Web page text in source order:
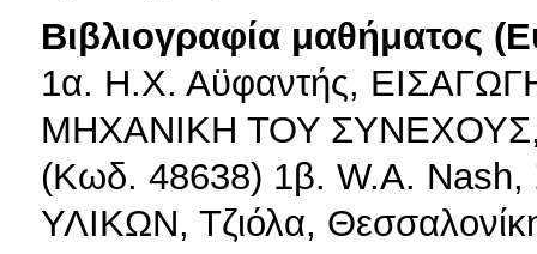
Βιβλιογραφία μαθήματος
1α. Η.Χ. Αϋφαντής,
ΜΗΧΑΝΙΚΗ ΤΟΥ ΣΥΝΕΧΟΥΣ,
(Κωδ. 48638) 1β. W.A.
ΥΛΙΚΩΝ, Τζιόλα,